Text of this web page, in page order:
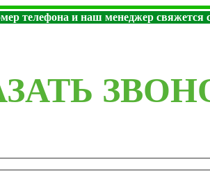
телефона и наш менеджер свяжется